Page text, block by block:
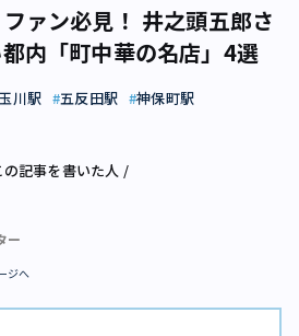
ファン必見！ 井之頭五郎さ
内「町中華の名店」4選
川駅 五反田駅
神保町駅
記事を書いた人 /
ー
ジへ